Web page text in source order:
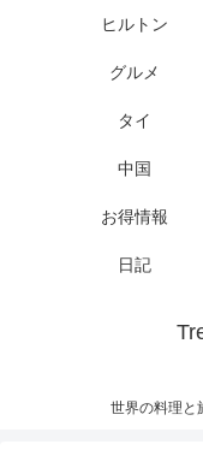
世界の料理と
ヒルトン
グルメ
タイ
中国
お得情報
日記